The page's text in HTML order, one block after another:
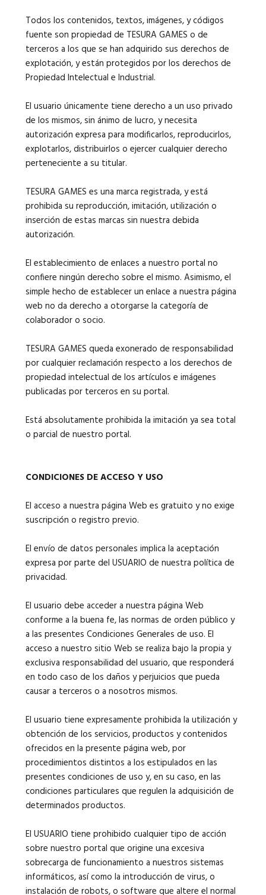
Todos los contenidos, textos, imágenes, y códigos
fuente son propiedad de TESURA GAMES o de
terceros a los que se han adquirido sus derechos de
explotación, y están protegidos por los derechos de
Propiedad Intelectual e Industrial.
El usuario únicamente tiene derecho a un uso privado
de los mismos, sin ánimo de lucro, y necesita
autorización expresa para modificarlos, reproducirlos,
explotarlos, distribuirlos o ejercer cualquier derecho
perteneciente a su titular.
TESURA GAMES es una marca registrada, y está
prohibida su reproducción, imitación, utilización o
inserción de estas marcas sin nuestra debida
autorización.
El establecimiento de enlaces a nuestro portal no
confiere ningún derecho sobre el mismo. Asimismo, el
simple hecho de establecer un enlace a nuestra página
web no da derecho a otorgarse la categoría de
colaborador o socio.
TESURA GAMES queda exonerado de responsabilidad
por cualquier reclamación respecto a los derechos de
propiedad intelectual de los artículos e imágenes
publicadas por terceros en su portal.
Está absolutamente prohibida la imitación ya sea total
o parcial de nuestro portal.
CONDICIONES DE ACCESO Y USO
El acceso a nuestra página Web es gratuito y no exige
suscripción o registro previo.
El envío de datos personales implica la aceptación
expresa por parte del USUARIO de nuestra política de
privacidad.
El usuario debe acceder a nuestra página Web
conforme a la buena fe, las normas de orden público y
a las presentes Condiciones Generales de uso. El
acceso a nuestro sitio Web se realiza bajo la propia y
exclusiva responsabilidad del usuario, que responderá
en todo caso de los daños y perjuicios que pueda
causar a terceros o a nosotros mismos.
El usuario tiene expresamente prohibida la utilización y
obtención de los servicios, productos y contenidos
ofrecidos en la presente página web, por
procedimientos distintos a los estipulados en las
presentes condiciones de uso y, en su caso, en las
condiciones particulares que regulen la adquisición de
determinados productos.
El USUARIO tiene prohibido cualquier tipo de acción
sobre nuestro portal que origine una excesiva
sobrecarga de funcionamiento a nuestros sistemas
informáticos, así como la introducción de virus, o
instalación de robots, o software que altere el normal